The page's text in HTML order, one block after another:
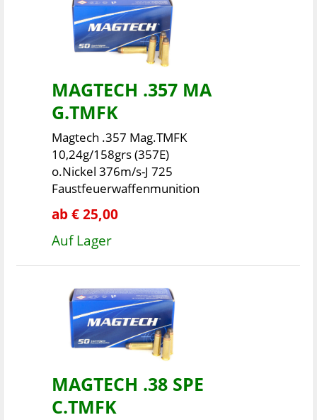
MAGTECH .357 MA
G.TMFK
Magtech .357 Mag.TMFK
10,24g/158grs (357E)
o.Nickel 376m/s-J 725
Faustfeuerwaffenmunition
ab € 25,00
Auf Lager
MAGTECH .38 SPE
C.TMFK